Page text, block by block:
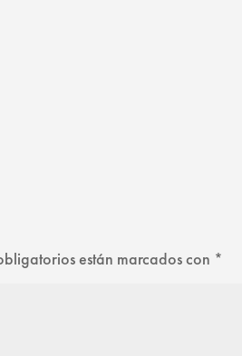
están marcados con *